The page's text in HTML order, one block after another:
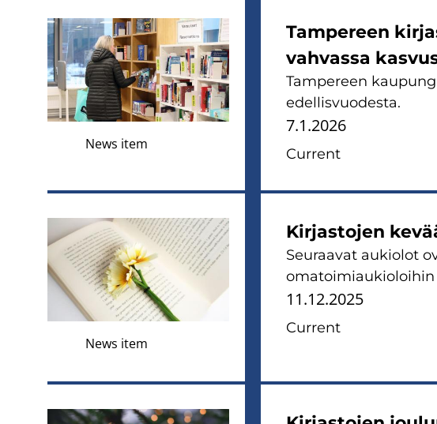
News item
Tampereen
vahvassa
Tampereen
edellisvuodesta.
7.1.2026
Current
News item
Kirjastojen
Seuraavat aukiolot
11.12.2025
Current